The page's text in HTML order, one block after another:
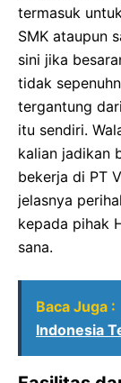
termasuk
SMK ataupun
sini jika
tidak
tergantung
itu sendiri.
kalian jadikan
bekerja di PT
jelasnya
kepada pihak
sana.
Baca Juga :
Indonesia